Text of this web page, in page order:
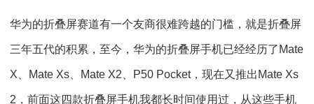
华为的折叠屏赛道有一个友商很难跨越的门槛，就是折叠屏
三年五代的积累，至今，华为的折叠屏手机已经经历了Mate
X、Mate Xs、Mate X2、P50 Pocket，现在又推出Mate Xs
2，前面这四款折叠屏手机我都长时间使用过，从这些手机